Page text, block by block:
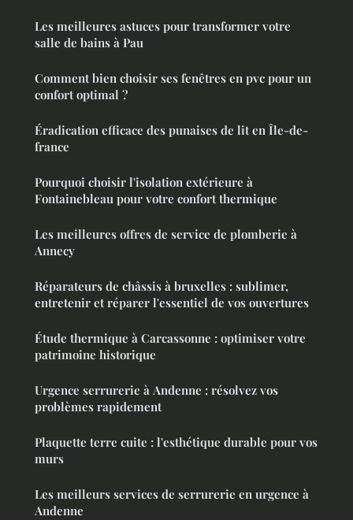
Les meilleures astuces pour transformer votre
salle de bains à Pau
Comment bien choisir ses fenêtres en pvc pour un
confort optimal ?
Éradication efficace des punaises de lit en Île-de-
france
Pourquoi choisir l'isolation extérieure à
Fontainebleau pour votre confort thermique
Les meilleures offres de service de plomberie à
Annecy
Réparateurs de châssis à bruxelles : sublimer,
entretenir et réparer l'essentiel de vos ouvertures
Étude thermique à Carcassonne : optimiser votre
patrimoine historique
Urgence serrurerie à Andenne : résolvez vos
problèmes rapidement
Plaquette terre cuite : l'esthétique durable pour vos
murs
Les meilleurs services de serrurerie en urgence à
Andenne